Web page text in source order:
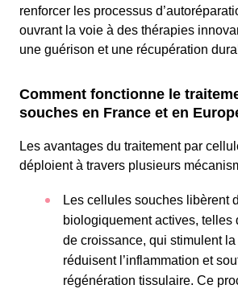
renforcer les processus
ouvrant la voie à des thérapies
une guérison et une récupération
Comment fonctionne le
souches en France et en
Les avantages du traitement par
déploient à travers plusieurs
Les cellules souches libèrent
biologiquement actives, telles
de croissance, qui stimulent
réduisent l’inflammation et
régénération tissulaire. Ce